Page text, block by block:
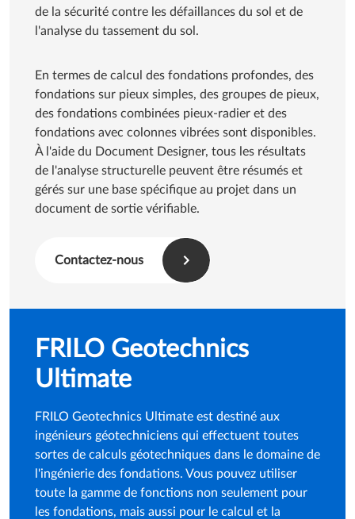
de la sécurité contre les défaillances du sol et de
l'analyse du tassement du sol.
En termes de calcul des fondations profondes, des
fondations sur pieux simples, des groupes de pieux,
des fondations combinées pieux-radier et des
fondations avec colonnes vibrées sont disponibles.
À l'aide du Document Designer, tous les résultats
de l'analyse structurelle peuvent être résumés et
gérés sur une base spécifique au projet dans un
document de sortie vérifiable.
Contactez-nous
FRILO Geotechnics
Ultimate
FRILO Geotechnics Ultimate est destiné aux
ingénieurs géotechniciens qui effectuent toutes
sortes de calculs géotechniques dans le domaine de
l'ingénierie des fondations. Vous pouvez utiliser
toute la gamme de fonctions non seulement pour
les fondations, mais aussi pour le calcul et la